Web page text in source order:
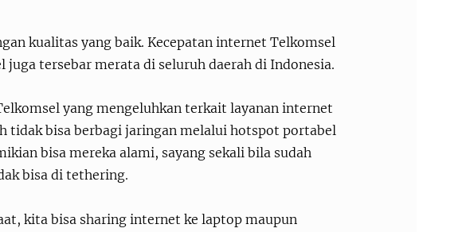
kualitas yang baik. Kecepatan internet Telkomsel
tersebar merata di seluruh daerah di Indonesia.
yang mengeluhkan terkait layanan internet
tidak bisa berbagi jaringan melalui hotspot portabel
bisa mereka alami, sayang sekali bila sudah
bisa di tethering.
kita bisa sharing internet ke laptop maupun